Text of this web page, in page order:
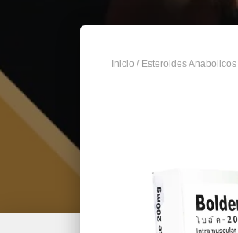
Inicio / Esteroides Anabolicos